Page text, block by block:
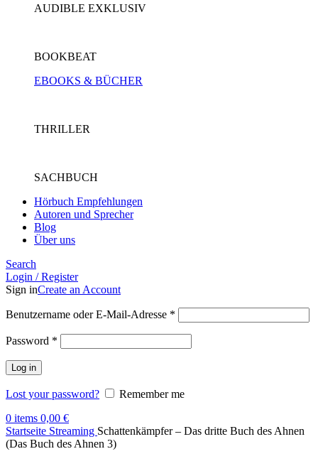
AUDIBLE EXKLUSIV
BOOKBEAT
EBOOKS & BÜCHER
THRILLER
SACHBUCH
Hörbuch Empfehlungen
Autoren und Sprecher
Blog
Über uns
Search
Login / Register
Sign inCreate an Account
Benutzername oder E-Mail-Adresse *
Password *
Log in
Lost your password?
Remember me
0 items 0,00 €
Startseite Streaming Schattenkämpfer – Das dritte Buch des Ahnen
(Das Buch des Ahnen 3)